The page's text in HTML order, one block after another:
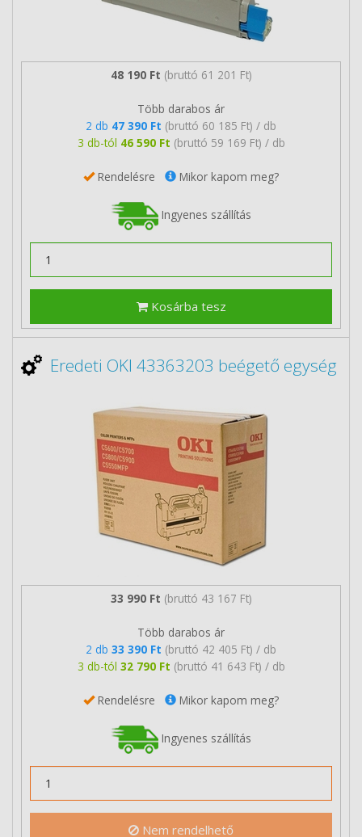
48 190 Ft (bruttó 61 201 Ft)
Több darabos ár
2 db 47 390 Ft (bruttó 60 185 Ft) / db
3 db-tól 46 590 Ft (bruttó 59 169 Ft) / db
Rendelésre Mikor kapom meg?
Ingyenes szállítás
Kosárba tesz
Eredeti OKI 43363203 beégető egység
33 990 Ft (bruttó 43 167 Ft)
Több darabos ár
2 db 33 390 Ft (bruttó 42 405 Ft) / db
3 db-tól 32 790 Ft (bruttó 41 643 Ft) / db
Rendelésre Mikor kapom meg?
Ingyenes szállítás
Nem rendelhető